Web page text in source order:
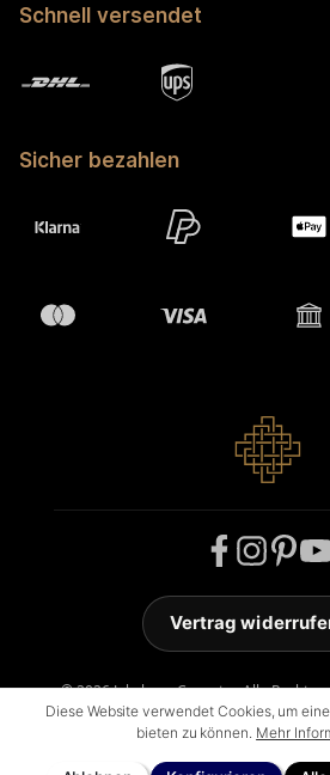
Schnell versendet
Sicher bezahlen
© 2026 Jakobson Carpets - Alle Rechte
ThemeWare®
Vertrag
Diese Website verwendet Cookies, um
bieten zu können. Mehr